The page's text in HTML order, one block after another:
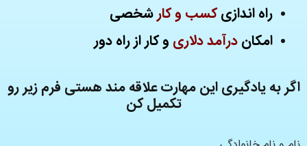
راه اندازیکسب و کارشخصی
امکاندرآمد دلاری و کار از راه دور
اگر به یادگیری این مهارت علاقه مند هستی فرم زیر رو
تکمیل کن